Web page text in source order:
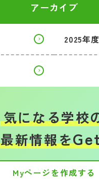
アーカイブ
2025年度
気になる学校
最新情報を
Myページを作成する